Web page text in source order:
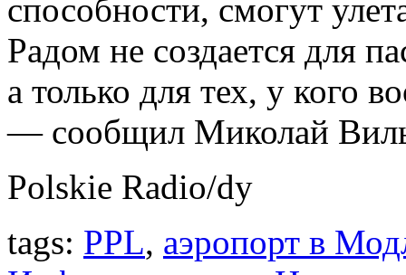
способности, смогут
Радом не создается для
а только для тех, у кого
— сообщил Миколай
Polskie Radio/dy
tags: PPL, аэропорт в